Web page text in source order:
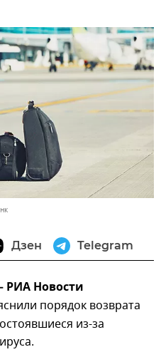
Дзен Telegram
Новости
порядок возврата
из-за